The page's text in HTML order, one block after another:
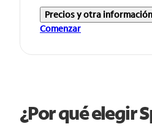
Precios y otra información
Comenzar
¿Por qué elegir